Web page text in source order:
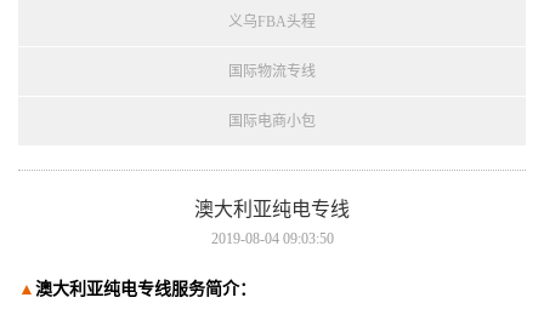
义乌FBA头程
国际物流专线
国际电商小包
澳大利亚纯电专线
2019-08-04 09:03:50
▲ 澳大利亚纯电专线服务简介：